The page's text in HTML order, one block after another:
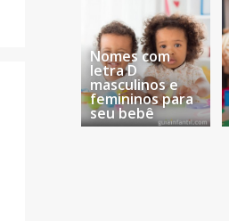
Nomes com
letra D
masculinos e
femininos para
seu bebê